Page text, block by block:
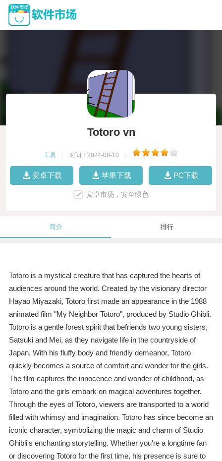
Totoro vn
工具 时间：2024-08-10
安卓下载 苹果下载 PC下载
安卓市场，安全绿色
简介 排行
Totoro is a mystical creature that has captured the hearts of
audiences around the world. Created by the visionary director
Hayao Miyazaki, Totoro first made an appearance in the 1988
animated film "My Neighbor Totoro", produced by Studio Ghibli.
Totoro is a gentle forest spirit that befriends two young sisters,
Satsuki and Mei, as they navigate life in the countryside of
Japan. With his fluffy body and friendly demeanor, Totoro
quickly becomes a source of comfort and wonder for the girls.
The film captures the innocence and wonder of childhood, as
Totoro and the girls embark on magical adventures together.
Through the eyes of Totoro, viewers are transported to a world
filled with whimsy and imagination. Totoro has since become an
iconic character, symbolizing the magic and charm of Studio
Ghibli's enchanting storytelling. Whether you're a longtime fan
or discovering Totoro for the first time, his presence is sure to